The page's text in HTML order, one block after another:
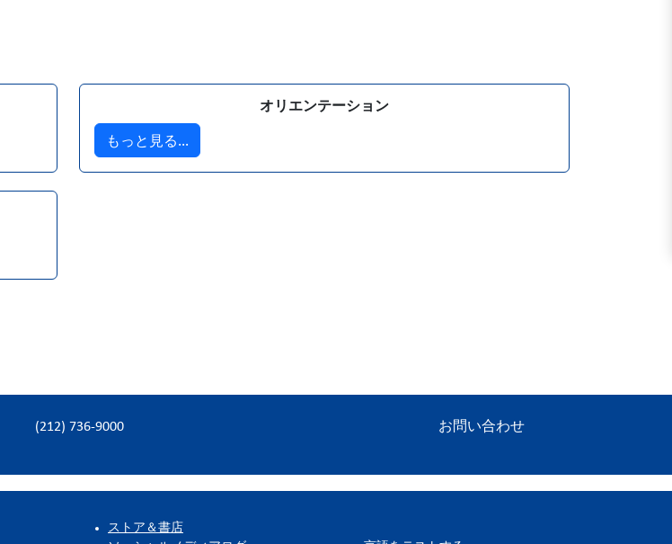
オリエンテーション
もっと見る...
(212) 736-9000 お問い合わせ
ストア＆書店